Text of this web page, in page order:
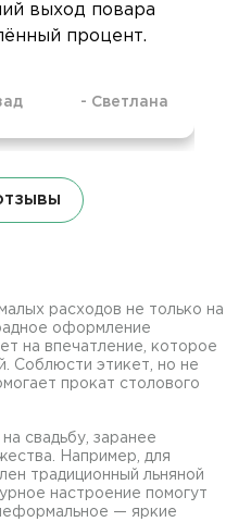
выход повара
процент.
- Светлана
расходов не только на
оформление
на впечатление, которое
Соблюсти этикет, но не
прокат столового
свадьбу, заранее
Например, для
традиционный льняной
настроение помогут
— яркие